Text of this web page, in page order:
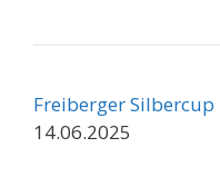
Freiberger Silbercup
14.06.2025